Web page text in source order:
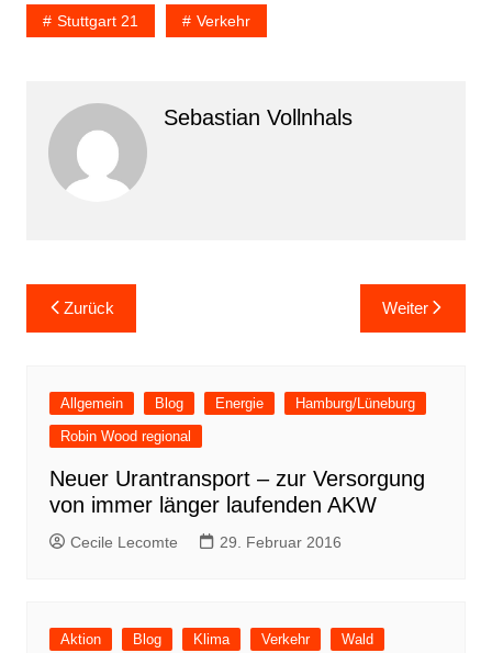
Stuttgart 21 Verkehr
Sebastian Vollnhals
Beitragsnavigation
Zurück Weiter
Allgemein Blog Energie
Hamburg/Lüneburg
Robin Wood regional
Neuer Urantransport – zur Versorgung
von immer länger laufenden AKW
Cecile Lecomte 29. Februar 2016
Aktion Blog Klima Verkehr Wald